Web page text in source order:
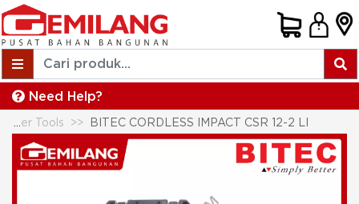
Need Help?
BITEC CORDLESS IMPACT CSR 12-2 LI
Previous Next